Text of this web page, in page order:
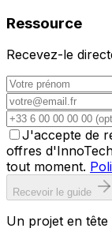
Ressource
Recevez-le
J'accepte de
offres
tout moment.
Recevoir le guide
Un projet en tête